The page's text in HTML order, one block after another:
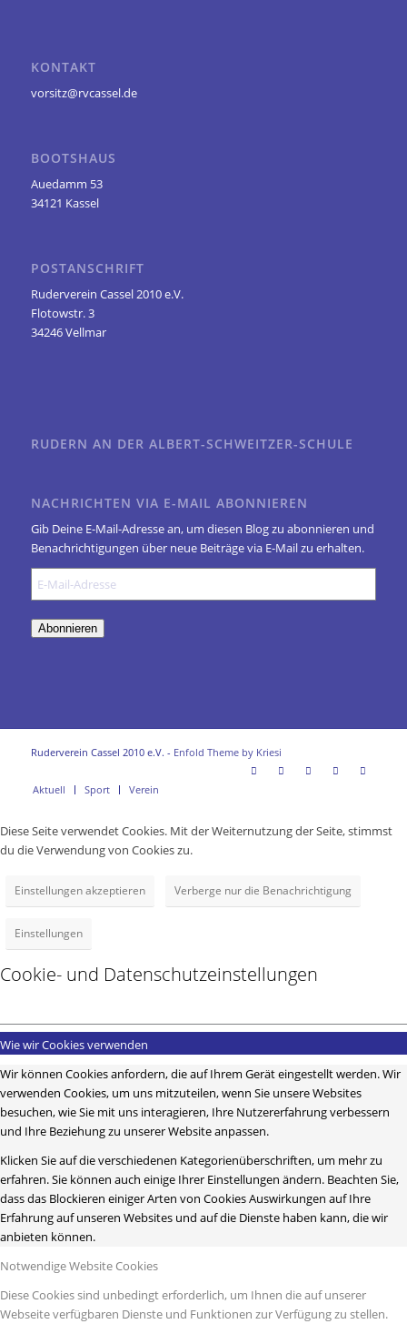
KONTAKT
vorsitz@rvcassel.de
BOOTSHAUS
Auedamm 53
34121 Kassel
POSTANSCHRIFT
Ruderverein Cassel 2010 e.V.
Flotowstr. 3
34246 Vellmar
RUDERN AN DER ALBERT-SCHWEITZER-SCHULE
NACHRICHTEN VIA E-MAIL ABONNIEREN
Gib Deine E-Mail-Adresse an, um diesen Blog zu abonnieren und
Benachrichtigungen über neue Beiträge via E-Mail zu erhalten.
Abonnieren
Ruderverein Cassel 2010 e.V. - Enfold Theme by Kriesi
Aktuell Sport Verein
Diese Seite verwendet Cookies. Mit der Weiternutzung der Seite, stimmst
du die Verwendung von Cookies zu.
Einstellungen akzeptieren Verberge nur die Benachrichtigung
Einstellungen
Cookie- und Datenschutzeinstellungen
Wie wir Cookies verwenden
Wir können Cookies anfordern, die auf Ihrem Gerät eingestellt werden. Wir
verwenden Cookies, um uns mitzuteilen, wenn Sie unsere Websites
besuchen, wie Sie mit uns interagieren, Ihre Nutzererfahrung verbessern
und Ihre Beziehung zu unserer Website anpassen.
Klicken Sie auf die verschiedenen Kategorienüberschriften, um mehr zu
erfahren. Sie können auch einige Ihrer Einstellungen ändern. Beachten Sie,
dass das Blockieren einiger Arten von Cookies Auswirkungen auf Ihre
Erfahrung auf unseren Websites und auf die Dienste haben kann, die wir
anbieten können.
Notwendige Website Cookies
Diese Cookies sind unbedingt erforderlich, um Ihnen die auf unserer
Webseite verfügbaren Dienste und Funktionen zur Verfügung zu stellen.